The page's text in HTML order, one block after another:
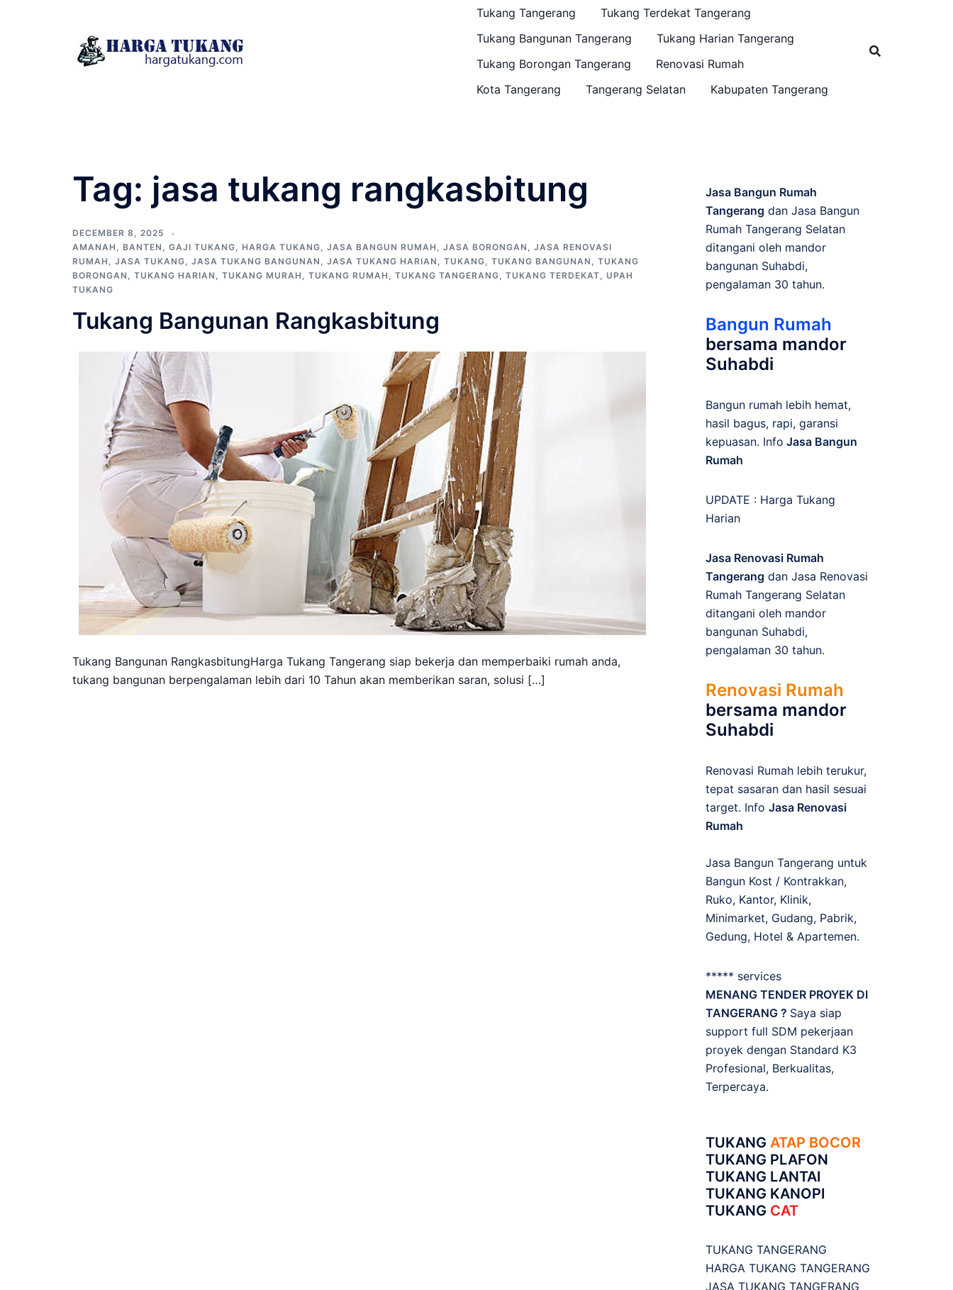
Tukang Tangerang
Tukang Terdekat Tangerang
Tukang Bangunan Tangerang
Tukang Harian Tangerang
Tukang Borongan Tangerang
Renovasi Rumah
Kota Tangerang
Tangerang Selatan Kabupaten Tangerang
Tag: jasa tukang rangkasbitung
DECEMBER 8, 2025
AMANAH , BANTEN , GAJI TUKANG, HARGA TUKANG, JASA BANGUN RUMAH , JASA BORONGAN , JASA RENOVASI
RUMAH , JASA TUKANG, JASA TUKANG BANGUNAN , JASA TUKANG HARIAN , TUKANG, TUKANG BANGUNAN , TUKANG
BORONGAN , TUKANG HARIAN , TUKANG MURAH , TUKANG RUMAH , TUKANG TANGERANG, TUKANG TERDEKAT, UPAH
TUKANG
Tukang Bangunan Rangkasbitung
Tukang Bangunan RangkasbitungHarga Tukang Tangerang siap bekerja dan memperbaiki rumah anda,
tukang bangunan berpengalaman lebih dari 10 Tahun akan memberikan saran, solusi […]
Jasa Bangun Rumah
Tangerang dan Jasa Bangun
Rumah Tangerang Selatan
ditangani oleh mandor
bangunan Suhabdi,
pengalaman 30 tahun.
Bangun Rumah
bersama mandor
Suhabdi
Bangun rumah lebih hemat,
hasil bagus, rapi, garansi
kepuasan. Info Jasa Bangun
Rumah
UPDATE : Harga Tukang
Harian
Jasa Renovasi Rumah
Tangerang dan Jasa Renovasi
Rumah Tangerang Selatan
ditangani oleh mandor
bangunan Suhabdi,
pengalaman 30 tahun.
Renovasi Rumah
bersama mandor
Suhabdi
Renovasi Rumah lebih terukur,
tepat sasaran dan hasil sesuai
target. Info Jasa Renovasi
Rumah
Jasa Bangun Tangerang untuk
Bangun Kost / Kontrakkan,
Ruko, Kantor, Klinik,
Minimarket, Gudang, Pabrik,
Gedung, Hotel & Apartemen.
***** services
MENANG TENDER PROYEK DI
TANGERANG ? Saya siap
support full SDM pekerjaan
proyek dengan Standard K3
Profesional, Berkualitas,
Terpercaya.
TUKANG ATAP BOCOR
TUKANG PLAFON
TUKANG LANTAI
TUKANG KANOPI
TUKANG CAT
TUKANG TANGERANG
HARGA TUKANG TANGERANG
JASA TUKANG TANGERANG